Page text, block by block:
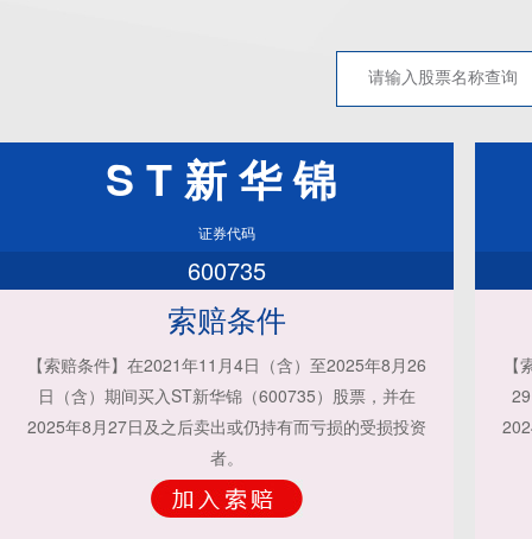
ST新华锦
证券代码
600735
索赔条件
【索赔条件】在2021年11月4日（含）至2025年8月26
日（含）期间买入ST新华锦（600735）股票，并在
2025年8月27日及之后卖出或仍持有而亏损的受损投资
者。